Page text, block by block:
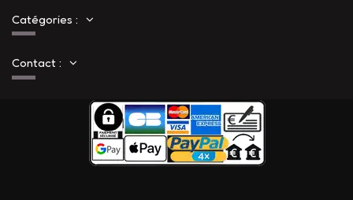
Catégories :
Contact :